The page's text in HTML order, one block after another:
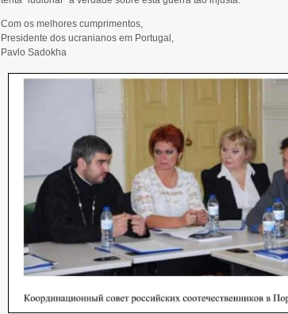
Com os melhores cumprimentos,
Presidente dos ucranianos em Portugal,
Pavlo Sadokha